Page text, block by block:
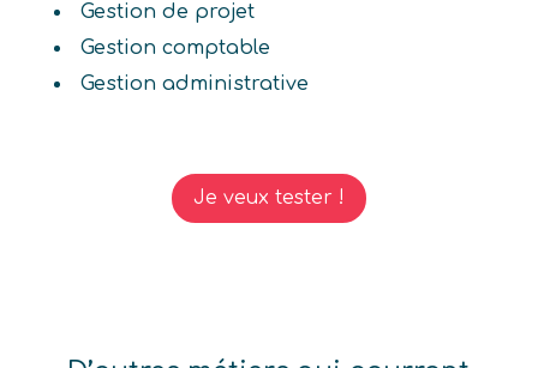
Gestion de projet
Gestion comptable
Gestion administrative
Je veux tester !